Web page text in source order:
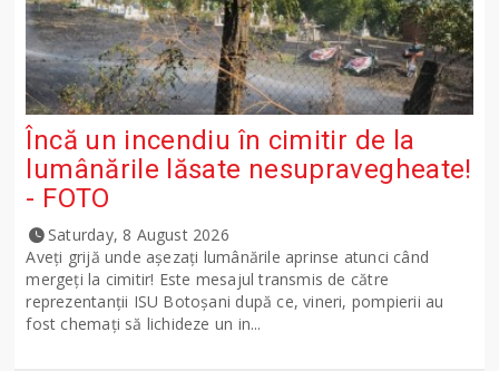
Încă un incendiu în cimitir de la
lumânările lăsate nesupravegheate!
- FOTO
Saturday, 8 August 2026
Aveți grijă unde așezați lumânările aprinse atunci când
mergeți la cimitir! Este mesajul transmis de către
reprezentanții ISU Botoșani după ce, vineri, pompierii au
fost chemați să lichideze un in...